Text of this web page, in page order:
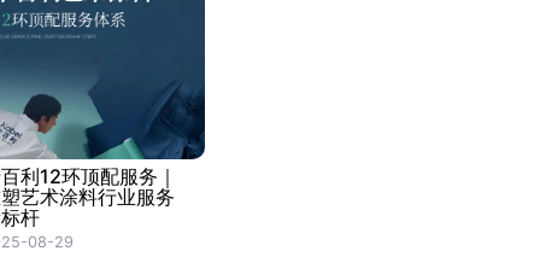
利12环顶配服务｜
艺术涂料行业服务
杆
08-29